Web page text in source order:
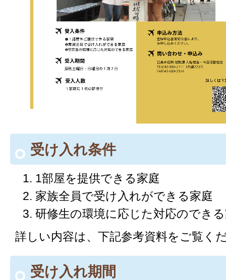
受け入れ条件
1部屋を提供できる家庭
家族全員で受け入れができる家庭
研修生の環境に応じた対応のでき
詳しい内容は、下記参考資料をご覧く
受け入れ期間